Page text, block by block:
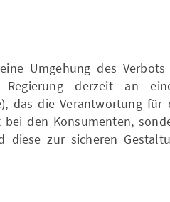
Umgehung des Verbots
derzeit an
das die Verantwortung für
den Konsumenten,
diese zur sicheren